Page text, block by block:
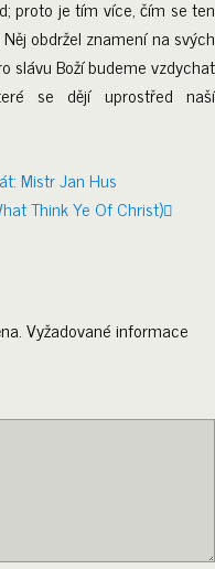
proto je tím více, čím se ten
obdržel znamení na svých
slávu Boží budeme vzdychat
se dějí uprostřed naší
Mistr Jan Hus
Think Ye Of Christ)
Vyžadované informace